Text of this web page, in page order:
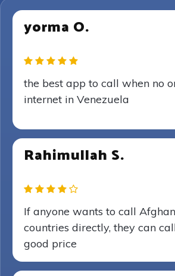
yorma O.
the best app to call when no
internet in Venezuela
Rahimullah S.
If anyone wants to call
countries directly, they can
good price